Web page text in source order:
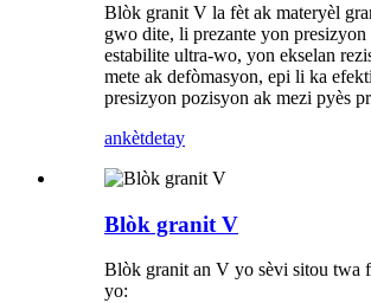
Blòk granit V la fèt ak materyèl
gwo dite, li prezante yon presizyon
estabilite ultra-wo, yon ekselan
mete ak defòmasyon, epi li ka
presizyon pozisyon ak mezi pyès
ankètdetay
Blòk granit V
Blòk granit an V yo sèvi sitou twa
yo: